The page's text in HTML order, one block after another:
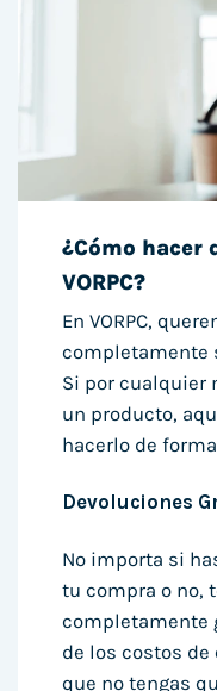
¿Cómo hacer
VORPC?
En VORPC,
completamente
Si por cualquier
un producto,
hacerlo de
Devoluciones
No importa si
tu compra o no,
completamente
de los costos de
que no tengas